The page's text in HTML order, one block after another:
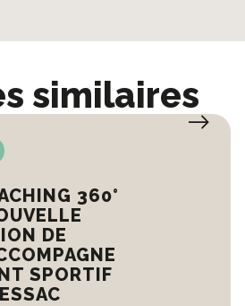
similaires
360°
DE
SPORTIF